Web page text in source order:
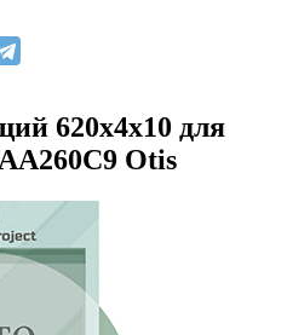
620х4х10 для
Otis